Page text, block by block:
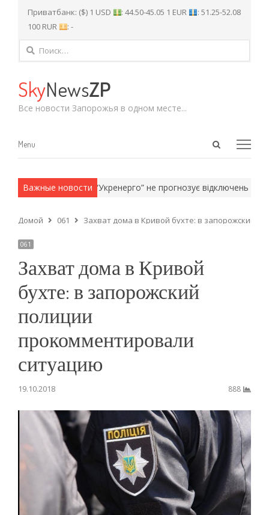
Приватбанк: ($) 1 USD : 44.50-45.05 1 EUR
: 51.25-52.08
100 RUR
: -
Найти:
SkyNewsZP
Все новости Запорожья в одном месте...
Open
Menu
Menu
Важные новости
методы. “Укренерго” не прогнозує відключень
Домой 061 Захват дома в Кривой бухте: в запорожский
061
Захват дома в Кривой
бухте: в запорожский
полиции
прокомментировали
ситуацию
19.10.2018 888